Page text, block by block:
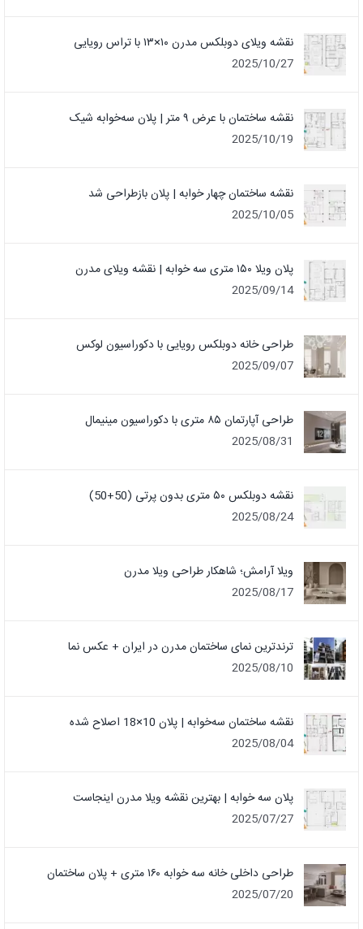
نقشه ویلای دوبلکس مدرن ۱۰×۱۳ با تراس رویایی
2025/10/27
نقشه ساختمان با عرض ۹ متر | پلان سه‌خوابه شیک
2025/10/19
نقشه ساختمان چهار خوابه | پلان بازطراحی شد
2025/10/05
پلان ویلا ۱۵۰ متری سه خوابه | نقشه ویلای مدرن
2025/09/14
طراحی خانه دوبلکس رویایی با دکوراسیون لوکس
2025/09/07
طراحی آپارتمان ۸۵ متری با دکوراسیون مینیمال
2025/08/31
نقشه دوبلکس ۵۰ متری بدون پرتی (50+50)
2025/08/24
ویلا آرامش؛ شاهکار طراحی ویلا مدرن
2025/08/17
ترندترین نمای ساختمان مدرن در ایران + عکس نما
2025/08/10
نقشه ساختمان سه‌خوابه | پلان 10×18 اصلاح شده
2025/08/04
پلان سه خوابه | بهترین نقشه ویلا مدرن اینجاست
2025/07/27
طراحی داخلی خانه سه خوابه ۱۶۰ متری + پلان ساختمان
2025/07/20